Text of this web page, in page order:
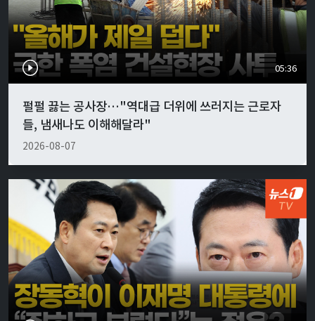
05:36
펄펄 끓는 공사장…"역대급 더위에 쓰러지는 근로자
들, 냄새나도 이해해달라"
2026-08-07